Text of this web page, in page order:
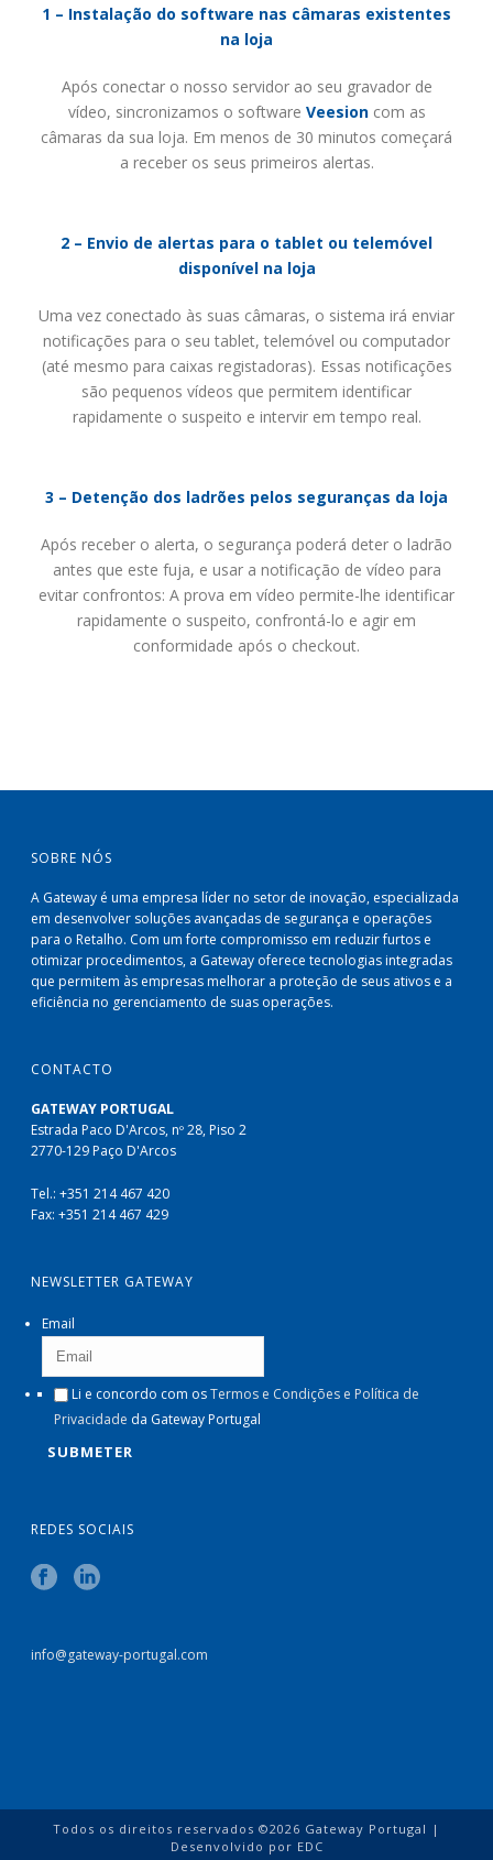
1 – Instalação do software nas câmaras existentes
na loja
Após conectar o nosso servidor ao seu gravador de
vídeo, sincronizamos o software Veesioncom as
câmaras da sua loja. Em menos de 30 minutos começará
a receber os seus primeiros alertas.
2 – Envio de alertas para o tablet ou telemóvel
disponível na loja
Uma vez conectado às suas câmaras, o sistema irá enviar
notificações para o seu tablet, telemóvel ou computador
(até mesmo para caixas registadoras). Essas notificações
são pequenos vídeos que permitem identificar
rapidamente o suspeito e intervir em tempo real.
3 – Detenção dos ladrões pelos seguranças da loja
Após receber o alerta, o segurança poderá deter o ladrão
antes que este fuja, e usar a notificação de vídeo para
evitar confrontos: A prova em vídeo permite-lhe identificar
rapidamente o suspeito, confrontá-lo e agir em
conformidade após o checkout.
SOBRE NÓS
A Gateway é uma empresa líder no setor de inovação, especializada
em desenvolver soluções avançadas de segurança e operações
para o Retalho. Com um forte compromisso em reduzir furtos e
otimizar procedimentos, a Gateway oferece tecnologias integradas
que permitem às empresas melhorar a proteção de seus ativos e a
eficiência no gerenciamento de suas operações.
CONTACTO
GATEWAY PORTUGAL
Estrada Paco D'Arcos, nº 28, Piso 2
2770-129 Paço D'Arcos
Tel.: +351 214 467 420
Fax: +351 214 467 429
NEWSLETTER GATEWAY
Email
Li e concordo com osTermos e Condições e Política de
Privacidade da Gateway Portugal
REDES SOCIAIS
info@gateway-portugal.com
Todos os direitos reservados ©2026 Gateway Portugal |
Desenvolvido por EDC